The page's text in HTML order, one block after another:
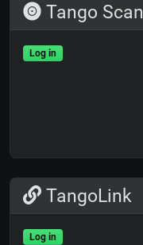
Tango Scan
Log in
TangoLink
Log in